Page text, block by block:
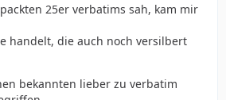
25er verbatims sah, kam mir
handelt, die auch noch versilbert
bekannten lieber zu verbatim